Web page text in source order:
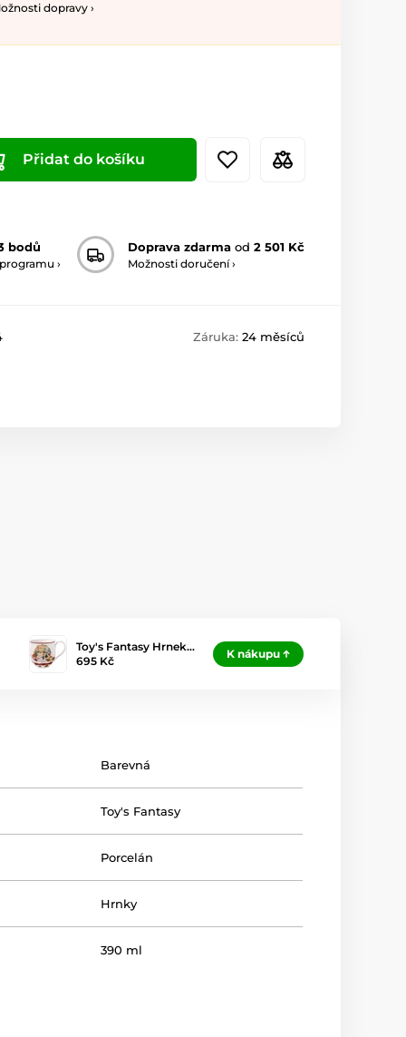
dopravy ›
Přidat do košíku
bodů
›
Doprava zdarma od 2 501 Kč
Možnosti doručení ›
Záruka: 24 měsíců
Toy's Fantasy Hrnek…
695 Kč
K nákupu
Barevná
Toy's Fantasy
Porcelán
Hrnky
390 ml